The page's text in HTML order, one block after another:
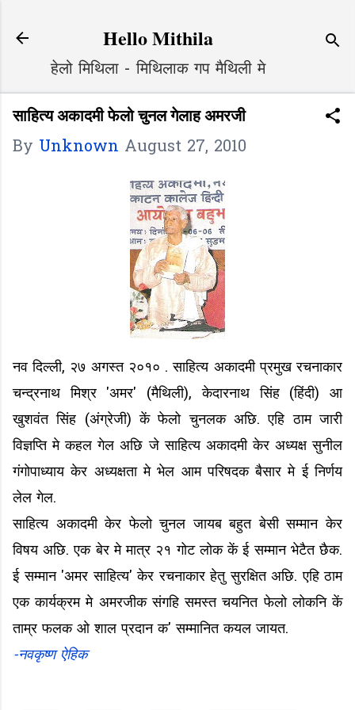
Hello Mithila
हेलो मिथिला - मिथिलाक गप मैथिली मे
साहित्य अकादमी फेलो चुनल गेलाह अमरजी
By Unknown August 27, 2010
नव दिल्ली, २७ अगस्त २०१० . साहित्य अकादमी प्रमुख रचनाकार
चन्द्रनाथ मिश्र 'अमर' (मैथिली), केदारनाथ सिंह (हिंदी) आ
खुशवंत सिंह (अंग्रेजी) कें फेलो चुनलक अछि. एहि ठाम जारी
विज्ञप्ति मे कहल गेल अछि जे साहित्य अकादमी केर अध्यक्ष सुनील
गंगोपाध्याय केर अध्यक्षता मे भेल आम परिषदक बैसार मे ई निर्णय
लेल गेल.
साहित्य अकादमी केर फेलो चुनल जायब बहुत बेसी सम्मान केर
विषय अछि. एक बेर मे मात्र २१ गोट लोक कें ई सम्मान भेटैत छैक.
ई सम्मान 'अमर साहित्य' केर रचनाकार हेतु सुरक्षित अछि. एहि ठाम
एक कार्यक्रम मे अमरजीक संगहि समस्त चयनित फेलो लोकनि कें
ताम्र फलक ओ शाल प्रदान क' सम्मानित कयल जायत.
-नवकृष्ण ऐहिक